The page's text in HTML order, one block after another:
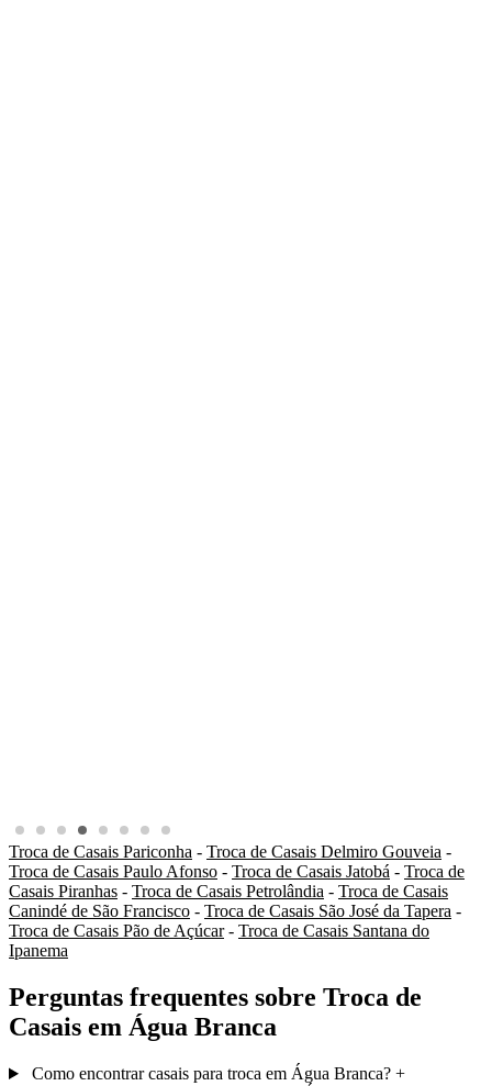
Troca de Casais Pariconha - Troca de Casais Delmiro Gouveia -
Troca de Casais Paulo Afonso - Troca de Casais Jatobá - Troca de
Casais Piranhas - Troca de Casais Petrolândia - Troca de Casais
Canindé de São Francisco - Troca de Casais São José da Tapera -
Troca de Casais Pão de Açúcar- Troca de Casais Santana do
Ipanema
Perguntas frequentes sobre Troca de
Casais em Água Branca
Como encontrar casais para troca em Água Branca? +